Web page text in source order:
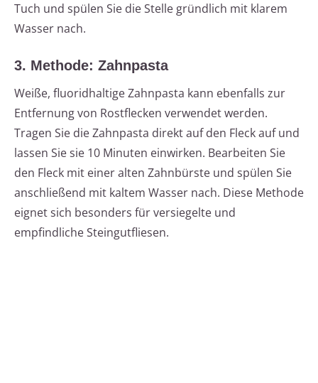
Tuch und spülen Sie die Stelle gründlich mit klarem
Wasser nach.
3. Methode: Zahnpasta
Weiße, fluoridhaltige Zahnpasta kann ebenfalls zur
Entfernung von Rostflecken verwendet werden.
Tragen Sie die Zahnpasta direkt auf den Fleck auf und
lassen Sie sie 10 Minuten einwirken. Bearbeiten Sie
den Fleck mit einer alten Zahnbürste und spülen Sie
anschließend mit kaltem Wasser nach. Diese Methode
eignet sich besonders für versiegelte und
empfindliche Steingutfliesen.